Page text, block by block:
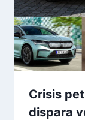
Crisis
dispara